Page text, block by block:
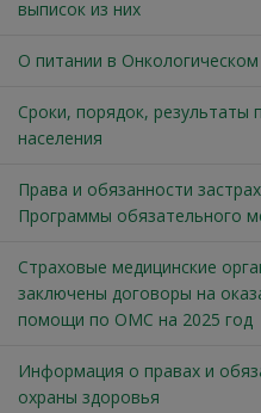
выписок из них
О питании в
Сроки, порядок, результаты
населения
Права и обязанности
Программы обязательного
Страховые медицинские
заключены договоры на
помощи по ОМС на 2025 год
Информация о правах и
охраны здоровья